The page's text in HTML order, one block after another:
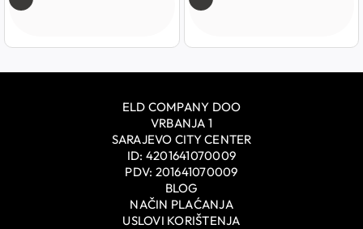
ELD COMPANY DOO
VRBANJA 1
SARAJEVO CITY CENTER
ID: 4201641070009
PDV: 201641070009
BLOG
NAČIN PLAĆANJA
USLOVI KORIŠTENJA